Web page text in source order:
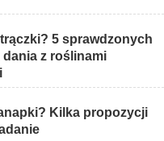
5 sprawdzonych
z roślinami
Kilka propozycji